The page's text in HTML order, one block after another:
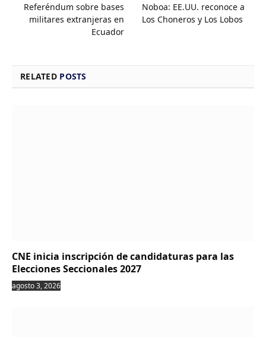
Referéndum sobre bases
militares extranjeras en
Ecuador
Noboa: EE.UU. reconoce a
Los Choneros y Los Lobos
RELATED POSTS
CNE inicia inscripción de candidaturas para las
Elecciones Seccionales 2027
agosto 3, 2026